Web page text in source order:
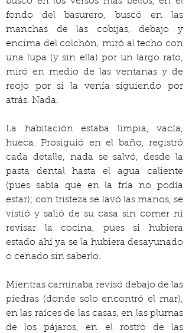
fondo del basurero, buscó en las
manchas de las cobijas, debajo y
encima del colchón, miró al techo con
una lupa (y sin ella) por un largo rato,
miró en medio de las ventanas y de
reojo por si la venía siguiendo por
atrás. Nada.
La habitación estaba limpia, vacía,
hueca. Prosiguió en el baño, registró
cada detalle, nada se salvó, desde la
pasta dental hasta el agua caliente
(pues sabía que en la fría no podía
estar); con tristeza se lavó las manos, se
vistió y salió de su casa sin comer ni
revisar la cocina, pues si hubiera
estado ahí ya se la hubiera desayunado
o cenado sin saberlo.
Mientras caminaba revisó debajo de las
piedras (donde solo encontró el mar),
en las raíces de las casas, en las plumas
de los pájaros, en el rostro de las